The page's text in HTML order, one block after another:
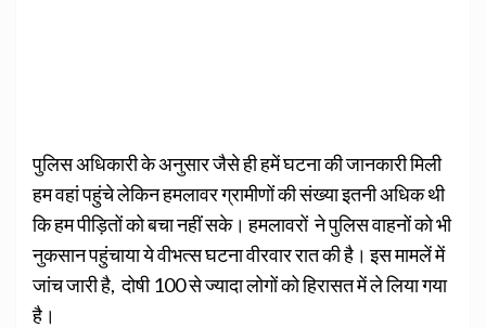
पुलिस अधिकारी के अनुसार जैसे ही हमें घटना की जानकारी मिली
हम वहां पहुंचे लेकिन हमलावर ग्रामीणों की संख्‍या इतनी अधिक थी
कि हम पीड़ितों को बचा नहीं सके। हमलावरों ने पुलिस वाहनों को भी
नुकसान पहुंचाया ये वीभत्‍स घटना वीरवार रात की है। इस मामलें में
जांच जारी है, दोषी 100 से ज्‍यादा लोगों को हिरासत में ले लिया गया
है।